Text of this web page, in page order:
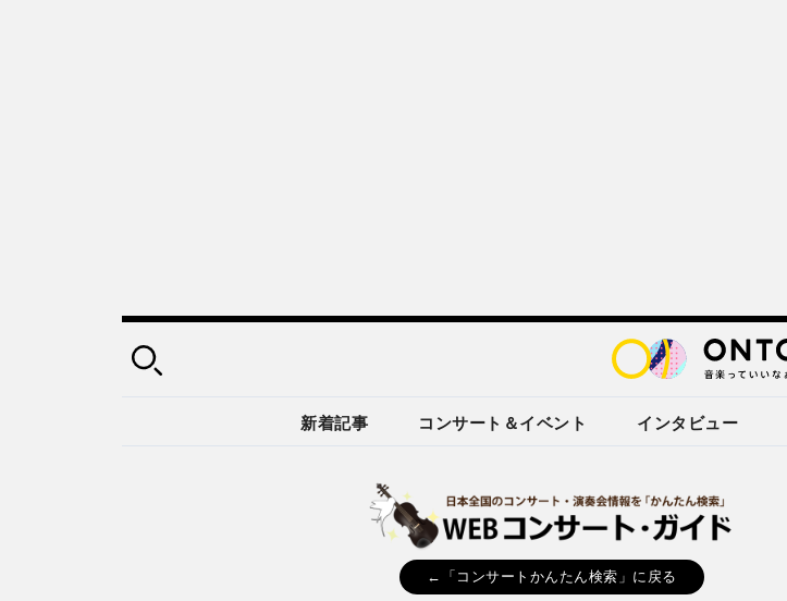
新着記事 コンサート＆イベント インタビュー
←「コンサートかんたん検索」に戻る